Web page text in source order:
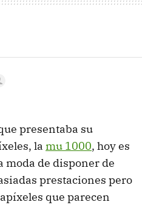
presentaba su
la mu 1000, hoy es
moda de disponer de
prestaciones pero
que parecen